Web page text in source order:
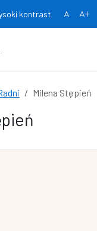
kontrast
Milena Stępień